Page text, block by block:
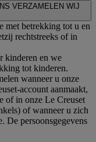
VERZAMELEN WIJ
met betrekking tot u en
rechtstreeks of in
kinderen en we
tot kinderen.
wanneer u onze
account aanmaakt,
of in onze Le Creuset
of wanneer u zich
De persoonsgegevens